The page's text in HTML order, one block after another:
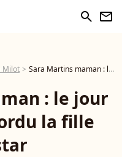
search newsletter
Milot Sara Martins maman : le jour où son fils a mordu la fille d'une star
: le jour
la fille